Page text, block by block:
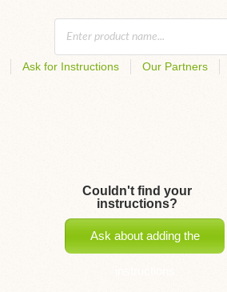
Ask for Instructions Our Partners
Couldn't find your
instructions?
Ask about adding the